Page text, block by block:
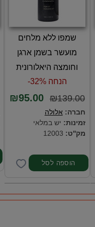
שמפו ללא מלחים
מועשר בשמן ארגן
וחומצה היאלורונית
הנחה 32%-
₪139.00
₪95.00
חברה:אלולה
זמינות: יש במלאי
מק''ט: